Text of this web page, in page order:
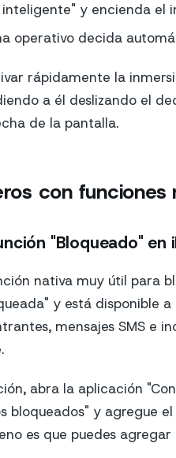
inteligente" y encienda el
operativo decida
rápidamente la
a él deslizando el
de la pantalla.
con funciones
"Bloqueado" en
nativa muy útil para
y está disponible
mensajes SMS e
abra la aplicación
bloqueados" y agregue
es que puedes